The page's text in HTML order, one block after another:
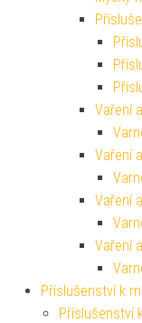
Vaření
Vaření
Vaření
Vaření
Příslušenství k
Příslušenství